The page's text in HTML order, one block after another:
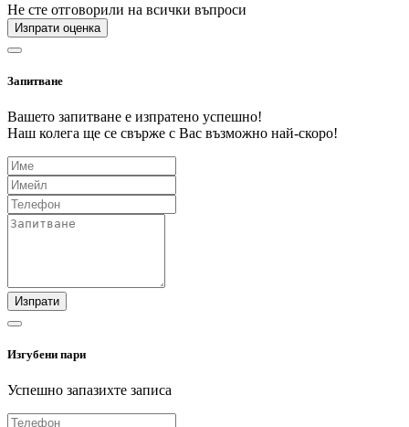
Не сте отговорили на всички въпроси
Изпрати оценка
Запитване
Вашето запитване е изпратено успешно!
Наш колега ще се свърже с Вас възможно най-скоро!
Изпрати
Изгубени пари
Успешно запазихте записа